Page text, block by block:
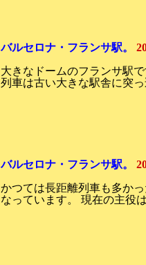
バルセロナ・フランサ駅。
大きなドームのフランサ駅で
列車は古い大きな駅舎に突
バルセロナ・フランサ駅。
かつては長距離列車も多か
なっています。 現在の主役